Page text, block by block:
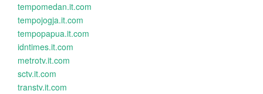
tempomedan.it.com
tempojogja.it.com
tempopapua.it.com
idntimes.it.com
metrotv.it.com
sctv.it.com
transtv.it.com